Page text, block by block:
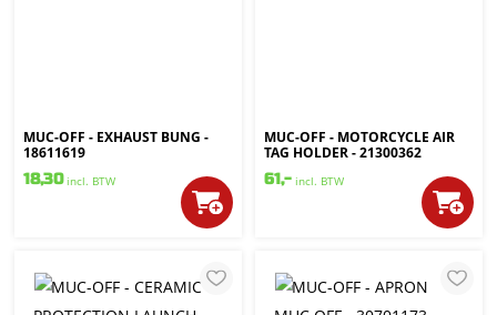
MUC-OFF - EXHAUST BUNG -
18611619
18,30 incl. BTW
MUC-OFF - MOTORCYCLE AIR
TAG HOLDER - 21300362
61,- incl. BTW